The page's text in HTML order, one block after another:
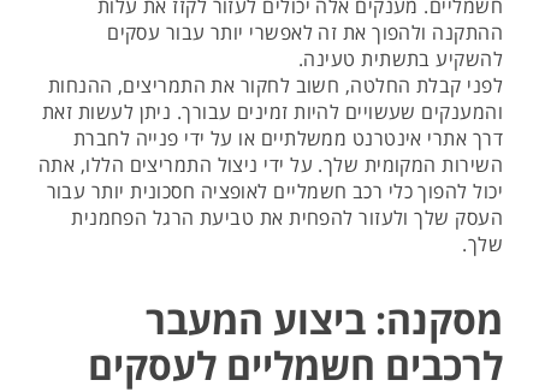
חשמליים. מענקים אלה יכולים לעזור לקזז את עלות
ההתקנה ולהפוך את זה לאפשרי יותר עבור עסקים
להשקיע בתשתית טעינה.
לפני קבלת החלטה, חשוב לחקור את התמריצים, ההנחות
והמענקים שעשויים להיות זמינים עבורך. ניתן לעשות זאת
דרך אתרי אינטרנט ממשלתיים או על ידי פנייה לחברת
השירות המקומית שלך. על ידי ניצול התמריצים הללו, אתה
יכול להפוך כלי רכב חשמליים לאופציה חסכונית יותר עבור
העסק שלך ולעזור להפחית את טביעת הרגל הפחמנית
שלך.
מסקנה: ביצוע המעבר
לרכבים חשמליים לעסקים